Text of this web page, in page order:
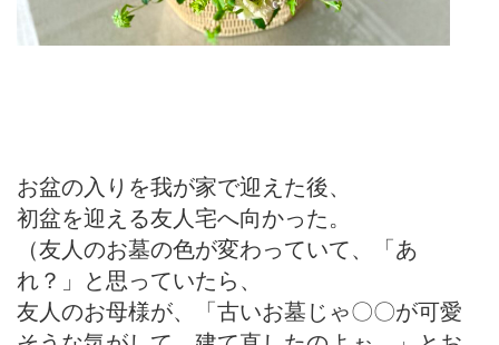
お盆の入りを我が家で迎えた後、
初盆を迎える友人宅へ向かった。
（友人のお墓の色が変わっていて、「あ
れ？」と思っていたら、
友人のお母様が、「古いお墓じゃ〇〇が可愛